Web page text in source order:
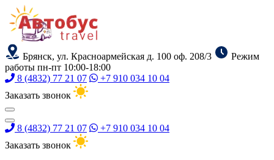
Брянск, ул. Красноармейская д. 100 оф. 208/3
Режим
работы пн-пт 10:00-18:00
8 (4832) 77 21 07
+7 910 034 10 04
Заказать звонок
8 (4832) 77 21 07
+7 910 034 10 04
Заказать звонок